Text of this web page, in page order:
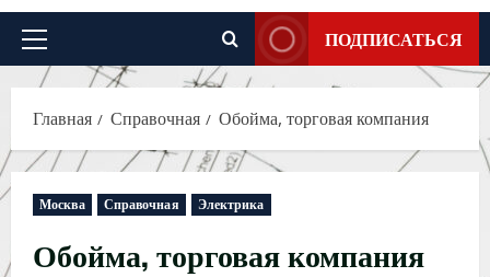
Основное
меню
ПОДПИСАТЬСЯ
Главная Справочная Обойма, торговая компания
Москва Справочная Электрика
Обойма, торговая компания